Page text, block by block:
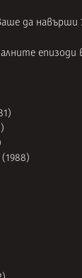
да навърши
епизоди